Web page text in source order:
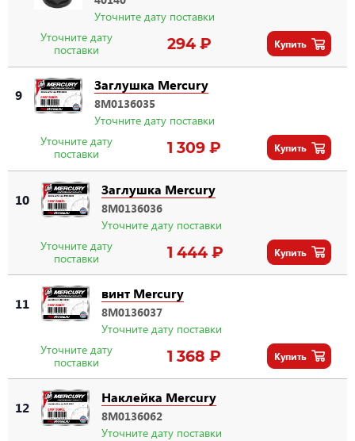
Уточните дату поставки
Уточните дату
поставки
294 ₽ Купить
9
Заглушка Mercury
8M0136035
Уточните дату поставки
Уточните дату
поставки
1 309 ₽ Купить
10
Заглушка Mercury
8M0136036
Уточните дату поставки
Уточните дату
поставки
1 444 ₽ Купить
11
винт Mercury
8M0136037
Уточните дату поставки
Уточните дату
поставки
1 368 ₽ Купить
12
Наклейка Mercury
8M0136062
Уточните дату поставки